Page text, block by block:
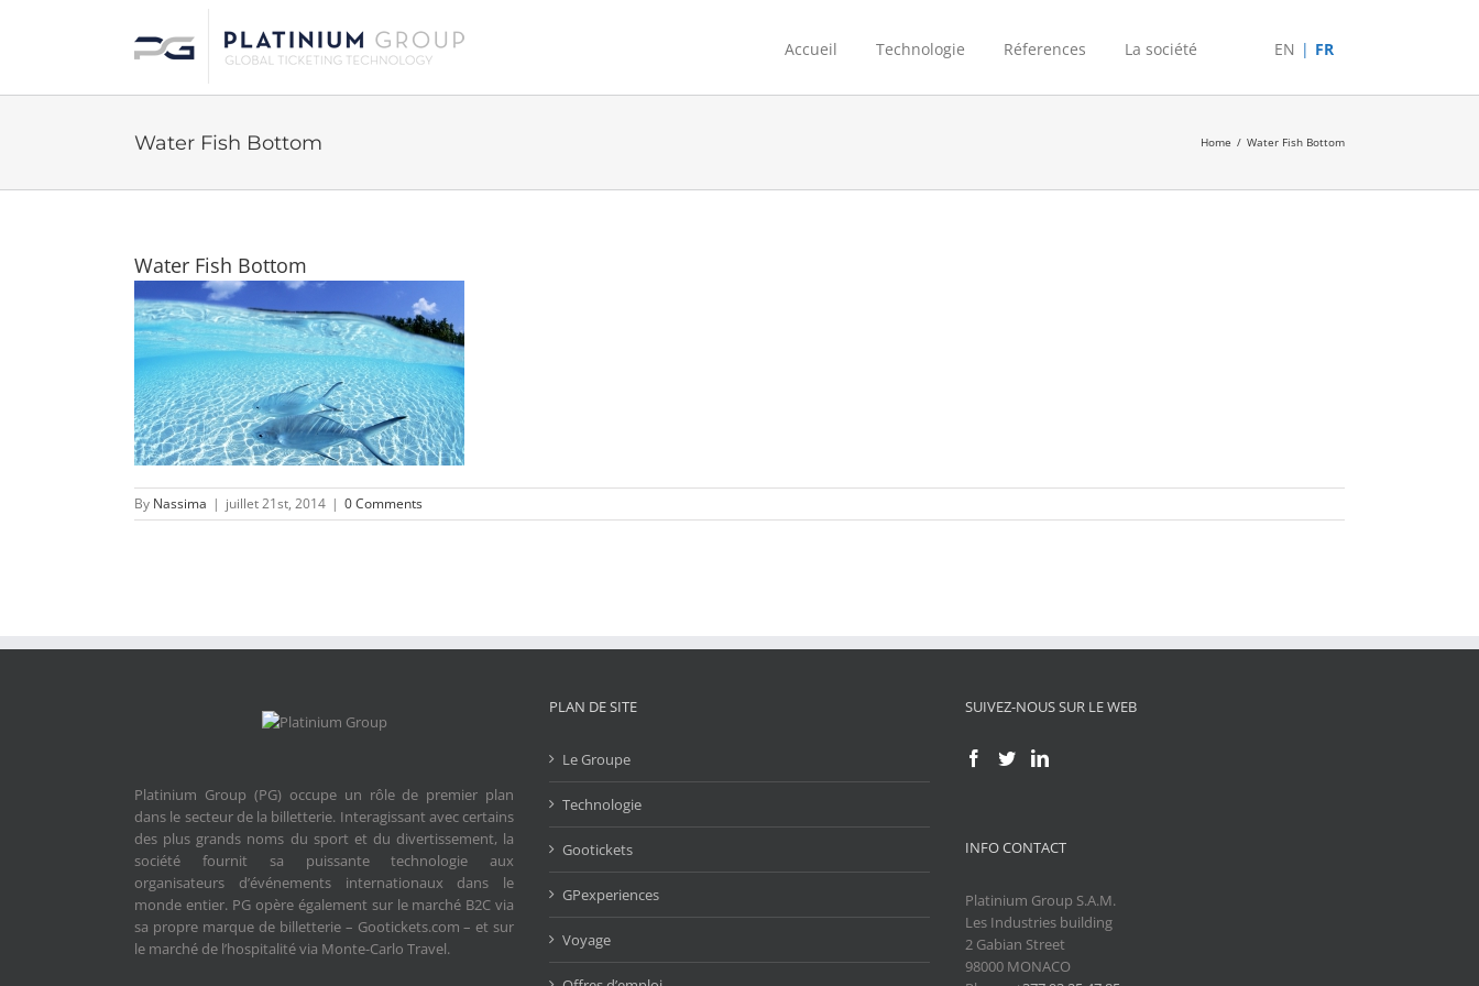
Accueil Technologie Réferences La société EN FR
Water Fish Bottom Home / Water Fish Bottom
Water Fish Bottom
By Nassima | juillet 21st, 2014 | 0 Comments
Platinium Group (PG) occupe un rôle de premier plan
dans le secteur de la billetterie. Interagissant avec certains
des plus grands noms du sport et du divertissement, la
société fournit sa puissante technologie aux
organisateurs d’événements internationaux dans le
monde entier. PG opère également sur le marché B2C via
sa propre marque de billetterie – Gootickets.com – et sur
le marché de l’hospitalité via Monte-Carlo Travel.
PLAN DE SITE
Le Groupe
Technologie
Gootickets
GPexperiences
Voyage
SUIVEZ-NOUS SUR LE WEB
INFO CONTACT
Platinium Group S.A.M.
Les Industries building
2 Gabian Street
98000 MONACO